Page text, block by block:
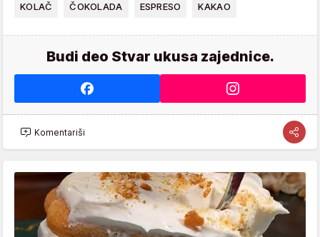
KOLAČ ČOKOLADA ESPRESO KAKAO
Budi deo Stvar ukusa zajednice.
Komentariši